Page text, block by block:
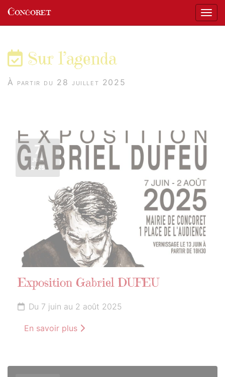
Concoret
Sur l’agenda
À partir du 28 juillet 2025
7
JUIN
2025
Exposition Gabriel DUFEU
Du 7 juin au 2 août 2025
En savoir plus
Panneau de gestion des cookies